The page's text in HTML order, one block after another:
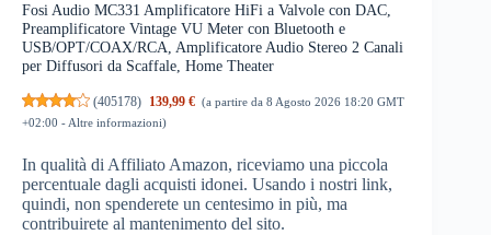
Fosi Audio MC331 Amplificatore HiFi a Valvole con DAC,
Preamplificatore Vintage VU Meter con Bluetooth e
USB/OPT/COAX/RCA, Amplificatore Audio Stereo 2 Canali
per Diffusori da Scaffale, Home Theater
(405178) 139,99 € (a partire da 8 Agosto 2026 18:20 GMT
+02:00 - Altre informazioni)
In qualità di Affiliato Amazon, riceviamo una piccola
percentuale dagli acquisti idonei. Usando i nostri link,
quindi, non spenderete un centesimo in più, ma
contribuirete al mantenimento del sito.